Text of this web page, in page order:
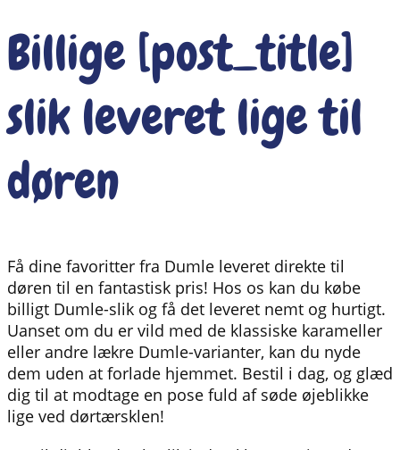
Billige [post_title]
slik leveret lige til
døren
Få dine favoritter fra Dumle leveret direkte til
døren til en fantastisk pris! Hos os kan du købe
billigt Dumle-slik og få det leveret nemt og hurtigt.
Uanset om du er vild med de klassiske karameller
eller andre lækre Dumle-varianter, kan du nyde
dem uden at forlade hjemmet. Bestil i dag, og glæd
dig til at modtage en pose fuld af søde øjeblikke
lige ved dørtærsklen!